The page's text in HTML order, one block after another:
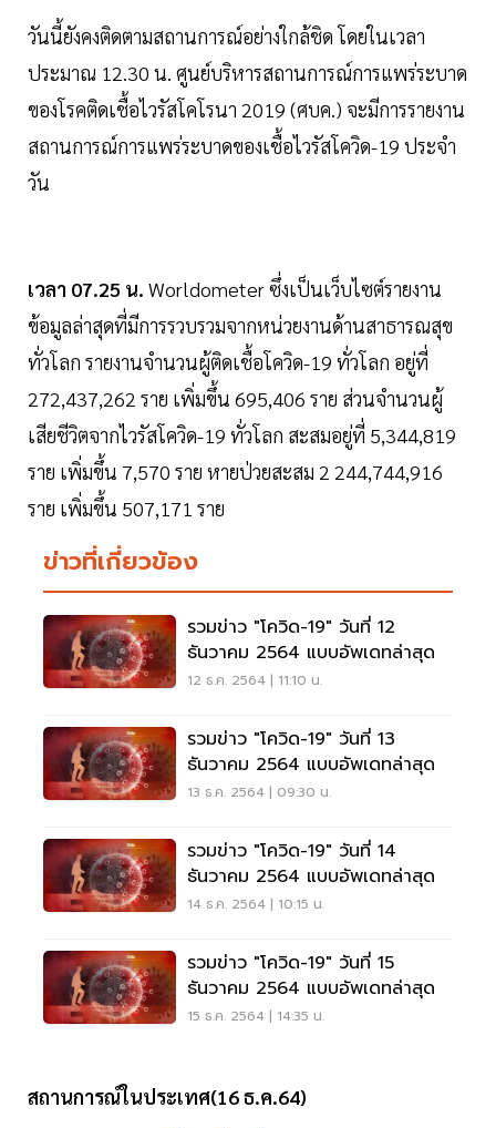
วันนี้ยังคงติดตามสถานการณ์อย่างใกล้ชิด โดยในเวลา
ประมาณ 12.30 น. ศูนย์บริหารสถานการณ์การแพร่ระบาด
ของโรคติดเชื้อไวรัสโคโรนา 2019 (ศบค.) จะมีการรายงาน
สถานการณ์การแพร่ระบาดของเชื้อไวรัสโควิด-19 ประจำ
วัน
เวลา 07.25 น. Worldometer ซึ่งเป็นเว็บไซต์รายงาน
ข้อมูลล่าสุดที่มีการรวบรวมจากหน่วยงานด้านสาธารณสุข
ทั่วโลก รายงานจำนวนผู้ติดเชื้อโควิด-19 ทั่วโลก อยู่ที่
272,437,262 ราย เพิ่มขึ้น 695,406 ราย ส่วนจำนวนผู้
เสียชีวิตจากไวรัสโควิด-19 ทั่วโลก สะสมอยู่ที่ 5,344,819
ราย เพิ่มขึ้น 7,570 ราย หายป่วยสะสม 2 244,744,916
ราย เพิ่มขึ้น 507,171 ราย
ข่าวที่เกี่ยวข้อง
รวมข่าว "โควิด-19" วันที่ 12
ธันวาคม 2564 แบบอัพเดทล่าสุด
12 ธ.ค. 2564 | 11:10 น.
รวมข่าว "โควิด-19" วันที่ 13
ธันวาคม 2564 แบบอัพเดทล่าสุด
13 ธ.ค. 2564 | 09:30 น.
รวมข่าว "โควิด-19" วันที่ 14
ธันวาคม 2564 แบบอัพเดทล่าสุด
14 ธ.ค. 2564 | 10:15 น.
รวมข่าว "โควิด-19" วันที่ 15
ธันวาคม 2564 แบบอัพเดทล่าสุด
15 ธ.ค. 2564 | 14:35 น.
สถานการณ์ในประเทศ(16 ธ.ค.64)